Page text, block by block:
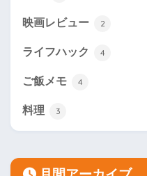
映画レビュー 2
ライフハック 4
ご飯メモ 4
料理 3